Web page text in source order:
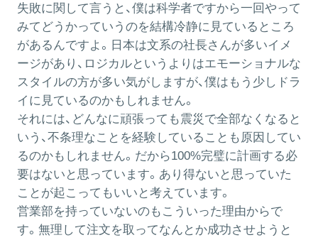
失敗に関して言うと、僕は科学者ですから一回やって
みてどうかっていうのを結構冷静に見ているところ
があるんですよ。日本は文系の社長さんが多いイメ
ージがあり、ロジカルというよりはエモーショナルな
スタイルの方が多い気がしますが、僕はもう少しドラ
イに見ているのかもしれません。
それには、どんなに頑張っても震災で全部なくなると
いう、不条理なことを経験していることも原因してい
るのかもしれません。だから100%完璧に計画する必
要はないと思っています。あり得ないと思っていた
ことが起こってもいいと考えています。
営業部を持っていないのもこういった理由からで
す。無理して注文を取ってなんとか成功させようと